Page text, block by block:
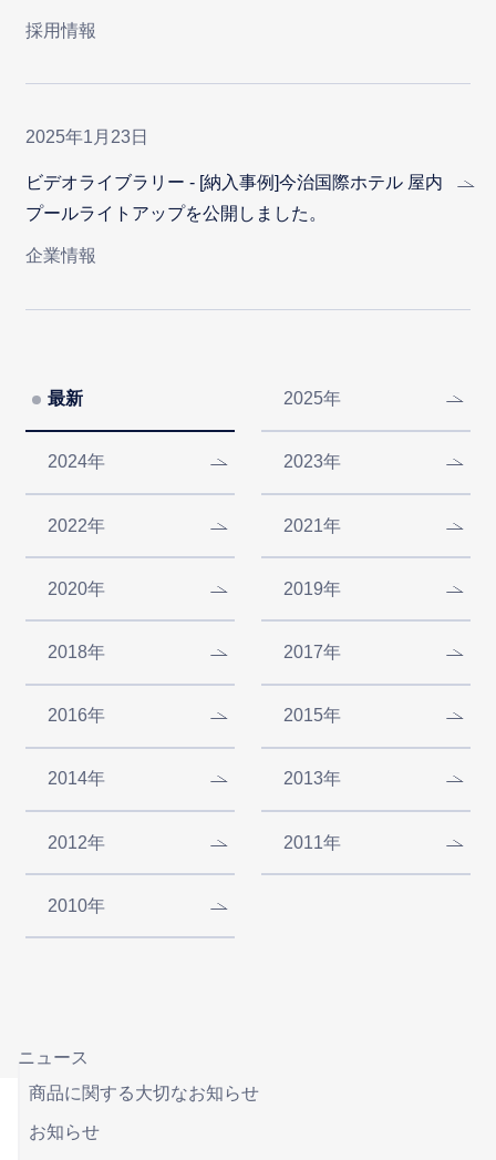
採用情報
2025年1月23日
ビデオライブラリー - [納入事例]今治国際ホテル 屋内
プールライトアップを公開しました。
企業情報
最新 2025年
2024年 2023年
2022年 2021年
2020年 2019年
2018年 2017年
2016年 2015年
2014年 2013年
2012年 2011年
2010年
ニュース
商品に関する大切なお知らせ
お知らせ